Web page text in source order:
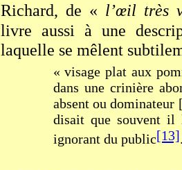
Richard, de « l’œil très
livre aussi à une
laquelle se mêlent
« visage plat aux
dans une crinière
absent ou
disait que souvent
ignorant du public[13]